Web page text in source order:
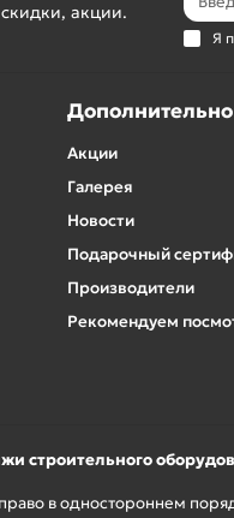
акции.
Я
Дополнительно
Акции
Галерея
Новости
Подарочный
Производители
Рекомендуем
строительного
в одностороннем